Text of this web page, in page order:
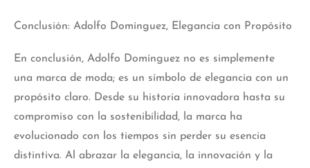
Conclusión: Adolfo Domínguez, Elegancia con Propósito
En conclusión, Adolfo Domínguez no es simplemente
una marca de moda; es un símbolo de elegancia con un
propósito claro. Desde su historia innovadora hasta su
compromiso con la sostenibilidad, la marca ha
evolucionado con los tiempos sin perder su esencia
distintiva. Al abrazar la elegancia, la innovación y la